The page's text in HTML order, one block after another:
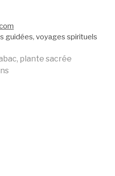
guidées, voyages spirituels
plante sacrée